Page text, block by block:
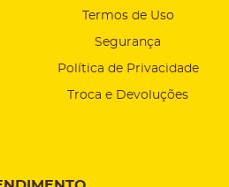
Termos de Uso
Segurança
Política de Privacidade
Troca e Devoluções